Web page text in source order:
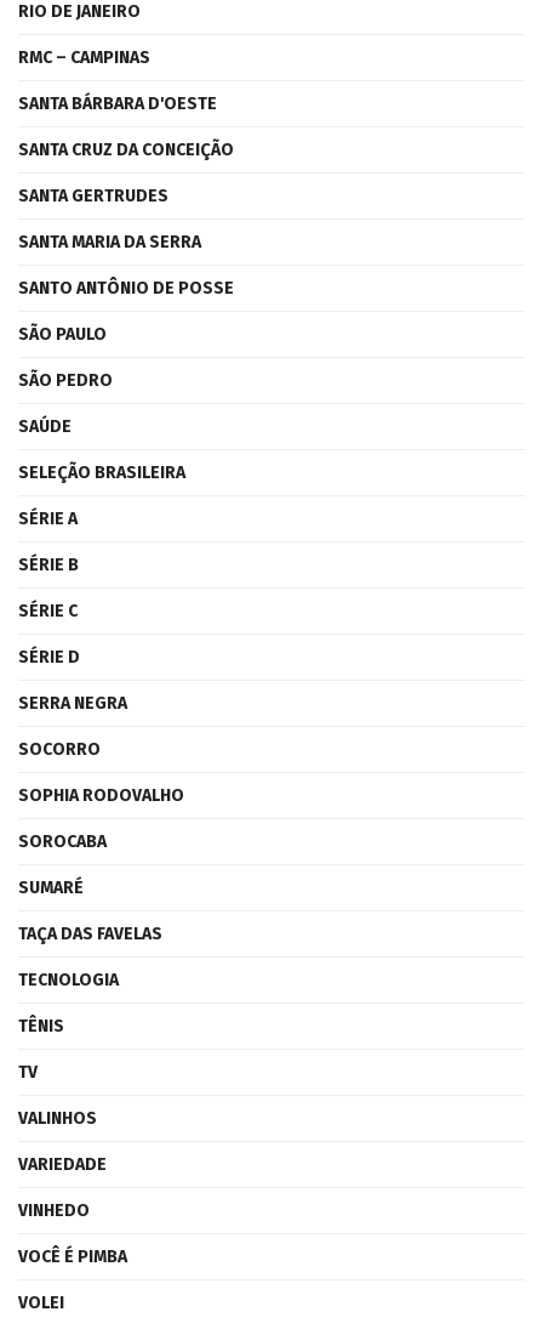
RIO DE JANEIRO
RMC – CAMPINAS
SANTA BÁRBARA D'OESTE
SANTA CRUZ DA CONCEIÇÃO
SANTA GERTRUDES
SANTA MARIA DA SERRA
SANTO ANTÔNIO DE POSSE
SÃO PAULO
SÃO PEDRO
SAÚDE
SELEÇÃO BRASILEIRA
SÉRIE A
SÉRIE B
SÉRIE C
SÉRIE D
SERRA NEGRA
SOCORRO
SOPHIA RODOVALHO
SOROCABA
SUMARÉ
TAÇA DAS FAVELAS
TECNOLOGIA
TÊNIS
TV
VALINHOS
VARIEDADE
VINHEDO
VOCÊ É PIMBA
VOLEI